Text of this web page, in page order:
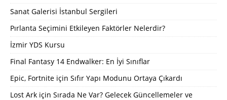
Sanat Galerisi İstanbul Sergileri
Pırlanta Seçimini Etkileyen Faktörler Nelerdir?
İzmir YDS Kursu
Final Fantasy 14 Endwalker: En İyi Sınıflar
Epic, Fortnite için Sıfır Yapı Modunu Ortaya Çıkardı
Lost Ark için Sırada Ne Var? Gelecek Güncellemeler ve